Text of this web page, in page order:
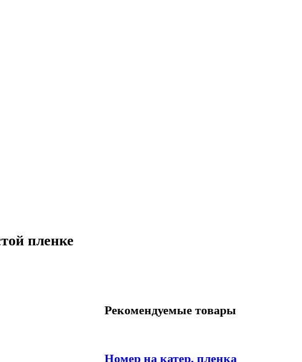
пленке
Рекомендуемые товары
Номер на катер, пленка